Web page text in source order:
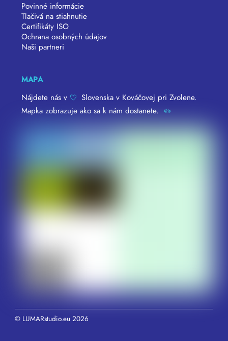
Povinné informácie
Tlačivá na stiahnutie
Certifikáty ISO
Ochrana osobných údajov
Naši partneri
MAPA
Nájdete nás v
Slovenska v Kováčovej pri Zvolene.
Mapka zobrazuje ako sa k nám dostanete.
© LUMARstudio.eu 2026